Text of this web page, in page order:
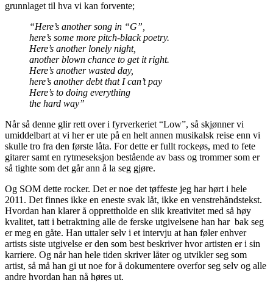
grunnlaget til hva vi kan forvente;
“Here’s another song in “G”,
here’s some more pitch-black poetry.
Here’s another lonely night,
another blown chance to get it right.
Here’s another wasted day,
here’s another debt that I can’t pay
Here’s to doing everything
the hard way”
Når så denne glir rett over i fyrverkeriet “Low”, så skjønner vi
umiddelbart at vi her er ute på en helt annen musikalsk reise enn vi
skulle tro fra den første låta. For dette er fullt rockeøs, med to fete
gitarer samt en rytmeseksjon bestående av bass og trommer som er
så tighte som det går ann å la seg gjøre.
Og SOM dette rocker. Det er noe det tøffeste jeg har hørt i hele
2011. Det finnes ikke en eneste svak låt, ikke en venstrehåndstekst.
Hvordan han klarer å opprettholde en slik kreativitet med så høy
kvalitet, tatt i betraktning alle de ferske utgivelsene han har bak seg
er meg en gåte. Han uttaler selv i et intervju at han føler enhver
artists siste utgivelse er den som best beskriver hvor artisten er i sin
karriere. Og når han hele tiden skriver låter og utvikler seg som
artist, så må han gi ut noe for å dokumentere overfor seg selv og alle
andre hvordan han nå høres ut.